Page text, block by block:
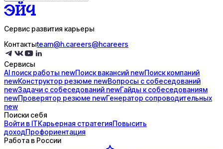
Сервис развития карьеры
Контактыteam@h.careers@hcareers
Сервисы
AI поискработы newПоисквакансий newПоисккомпаний
newКонструктор резюме newВопросы с собеседований
newЗадачи с собеседований newГайды ксобеседованиям
newПроверятор резюме newГенератор сопроводительных
new
Поиски себя
Войти в ITКарьерная стратегияПовысить
доходПрофориентация
Работа в России